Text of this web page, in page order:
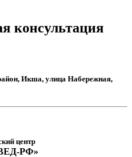
консультация
Икша, улица Набережная,
центр
РФ»